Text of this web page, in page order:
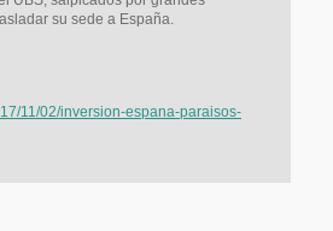
su sede a España.
11/02/inversion-espana-paraisos-